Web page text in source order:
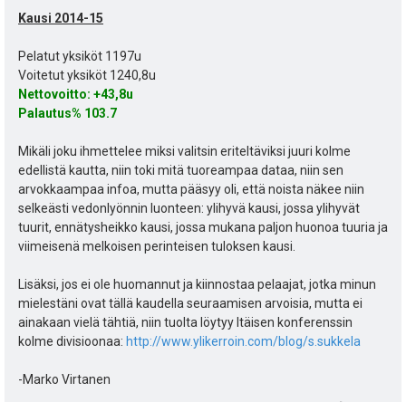
Kausi 2014-15
Pelatut yksiköt 1197u
Voitetut yksiköt 1240,8u
Nettovoitto: +43,8u
Palautus% 103.7
Mikäli joku ihmettelee miksi valitsin eriteltäviksi juuri kolme
edellistä kautta, niin toki mitä tuoreampaa dataa, niin sen
arvokkaampaa infoa, mutta pääsyy oli, että noista näkee niin
selkeästi vedonlyönnin luonteen: ylihyvä kausi, jossa ylihyvät
tuurit, ennätysheikko kausi, jossa mukana paljon huonoa tuuria ja
viimeisenä melkoisen perinteisen tuloksen kausi.
Lisäksi, jos ei ole huomannut ja kiinnostaa pelaajat, jotka minun
mielestäni ovat tällä kaudella seuraamisen arvoisia, mutta ei
ainakaan vielä tähtiä, niin tuolta löytyy Itäisen konferenssin
kolme divisioonaa: http://www.ylikerroin.com/blog/s.sukkela
-Marko Virtanen